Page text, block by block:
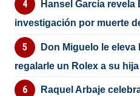
Hansel García revela
investigación por muerte
Don Miguelo le eleva
regalarle un Rolex a su hija
Raquel Arbaje